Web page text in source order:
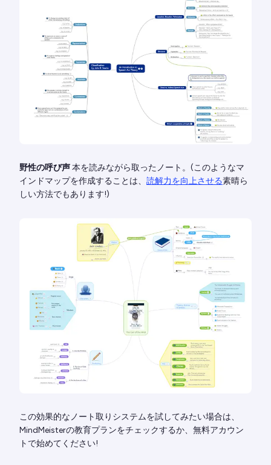
野性の呼び声本を読みながら取ったノート。(このようなマ
インドマップを作成することは、 読解力を向上させる素晴ら
しい方法でもあります!)
この効果的なノート取りシステムを試してみたい場合は、
MindMeisterの教育プランをチェックするか、無料アカウン
トで始めてください!